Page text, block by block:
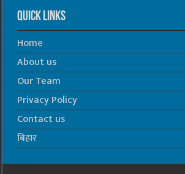
Quick Links
Home
About us
Our Team
Privacy Policy
Contact us
बिहार